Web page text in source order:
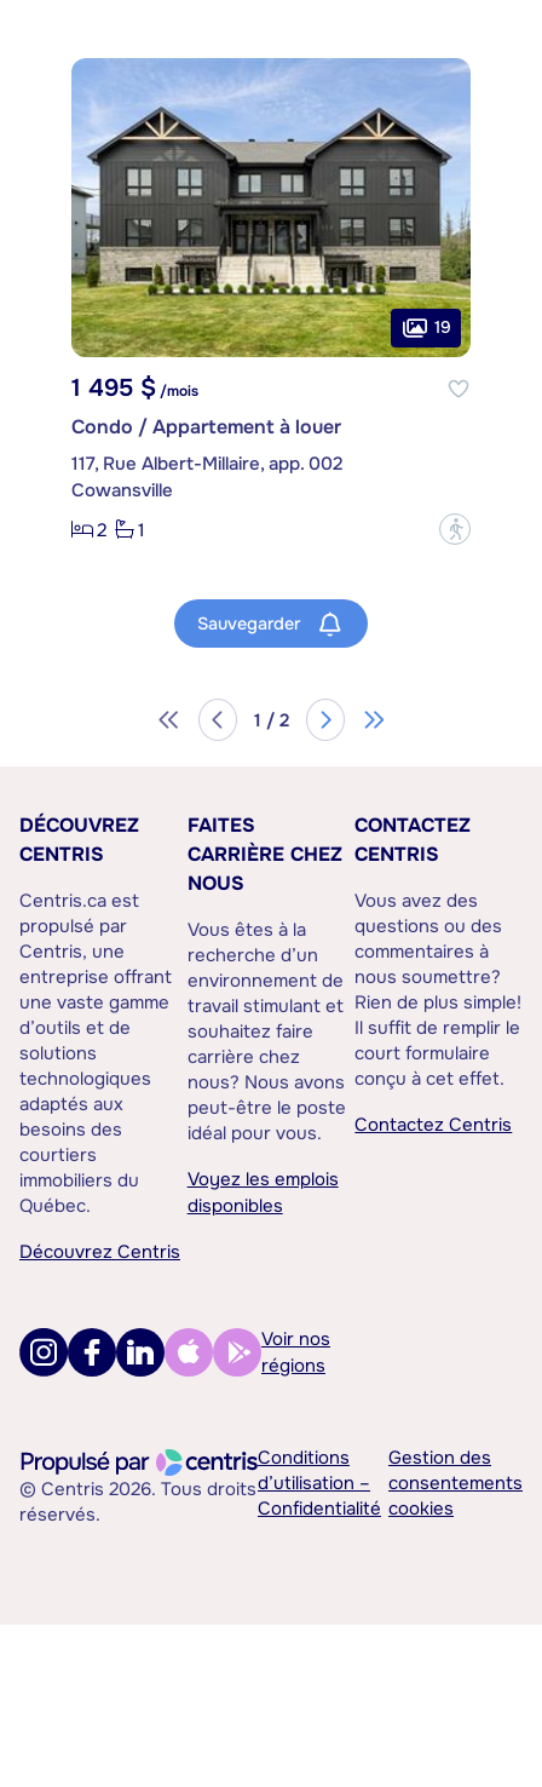
19
1 495 $/mois
Condo / Appartement à louer
117, Rue Albert-Millaire, app. 002
Cowansville
2
1 ?
Sauvegarder
1 / 2
DÉCOUVREZ
CENTRIS
Centris.ca est
propulsé par
Centris, une
entreprise offrant
une vaste gamme
d’outils et de
solutions
technologiques
adaptés aux
besoins des
courtiers
immobiliers du
Québec.
Découvrez Centris
FAITES
CARRIÈRE CHEZ
NOUS
Vous êtes à la
recherche d’un
environnement de
travail stimulant et
souhaitez faire
carrière chez
nous? Nous avons
peut-être le poste
idéal pour vous.
Voyez les emplois
disponibles
CONTACTEZ
CENTRIS
Vous avez des
questions ou des
commentaires à
nous soumettre?
Rien de plus simple!
Il suffit de remplir le
court formulaire
conçu à cet effet.
Contactez Centris
Voir nos
régions
© Centris 2026. Tous droits
réservés.
Conditions
d’utilisation –
Confidentialité
Gestion des
consentements
cookies